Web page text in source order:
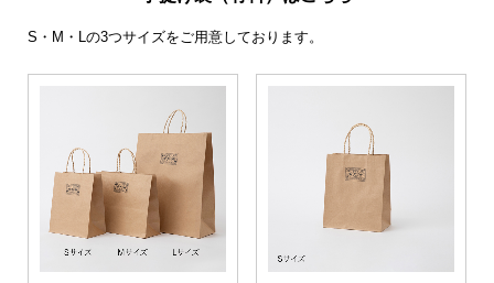
S・M・Lの3つサイズをご用意しております。